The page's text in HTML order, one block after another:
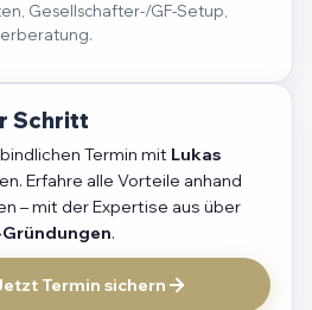
Gesellschafter-/GF-Setup,
Schritt
Termin mit Lukas
Erfahre alle Vorteile anhand
– mit der Expertise aus über
Gründungen.
Termin sichern